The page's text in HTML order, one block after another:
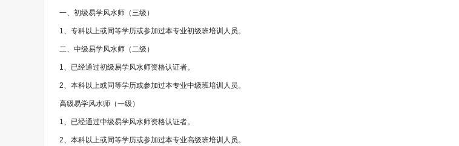
一、初级易学风水师（三级）
1、专科以上或同等学历或参加过本专业初级班培训人员。
二、中级易学风水师（二级）
1、已经通过初级易学风水师资格认证者。
2、本科以上或同等学历或参加过本专业中级班培训人员。
高级易学风水师（一级）
1、已经通过中级易学风水师资格认证者。
2、本科以上或同等学历或参加过本专业高级班培训人员。